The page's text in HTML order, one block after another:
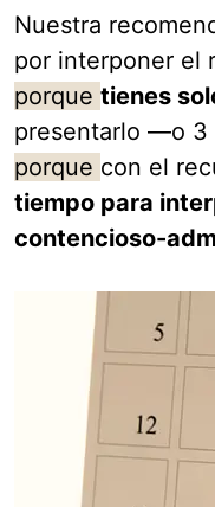
Nuestra
por interponer el
porque tienes
presentarlo —o 3
porque con el
tiempo para
contencioso-